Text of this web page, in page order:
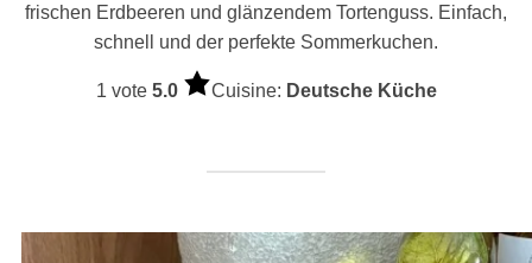
frischen Erdbeeren und glänzendem Tortenguss. Einfach,
schnell und der perfekte Sommerkuchen.
1 vote 5.0 Cuisine: Deutsche Küche